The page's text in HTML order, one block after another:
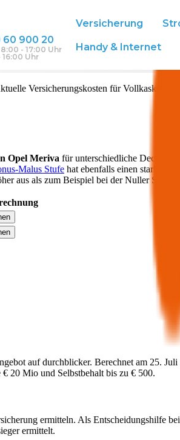
60 900 20
- 17:00 Uhr
16:00 Uhr
Versicherung
Handy & Internet
Versicherungskosten für Vollkasko,
Opel Meriva für unterschiedliche
Malus Stufe hat ebenfalls einen starken
aus als zum Beispiel bei der Nuller Stufe.
auf durchblicker. Berechnet am 25. Juli
€ 20 Mio und Selbstbehalt bis zu € 500.
ermitteln. Als Entscheidungshilfe
ermittelt.